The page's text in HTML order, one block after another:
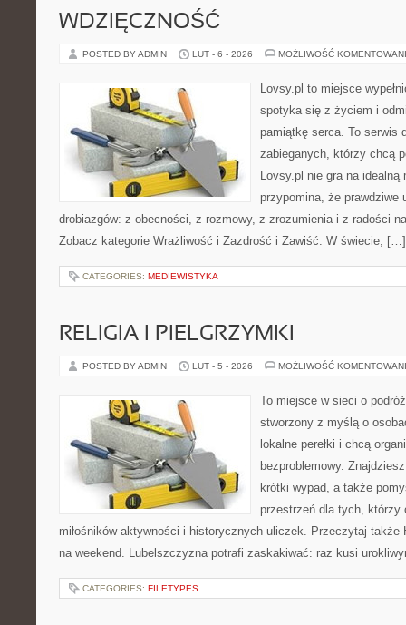
WDZIĘCZNOŚĆ
POSTED BY ADMIN LUT - 6 - 2026 MOŻLIWOŚĆ
Lovsy.pl to miejsce
spotyka się z życiem i
pamiątkę serca. To serwis
zabieganych, którzy chcą
Lovsy.pl nie gra na idealną
przypomina, że prawdziwe
drobiazgów: z obecności, z rozmowy, z zrozumienia i z radości
Zobacz kategorie Wrażliwość i Zazdrość i Zawiść. W świecie, […]
CATEGORIES: MEDIEWISTYKA
RELIGIA I PIELGRZYMKI
POSTED BY ADMIN LUT - 5 - 2026 MOŻLIWOŚĆ
To miejsce w sieci o
stworzony z myślą o
lokalne perełki i chcą
bezproblemowy.
krótki wypad, a także
przestrzeń dla tych, którzy
miłośników aktywności i historycznych uliczek. Przeczytaj
na weekend. Lubelszczyzna potrafi zaskakiwać: raz kusi
CATEGORIES: FILETYPES